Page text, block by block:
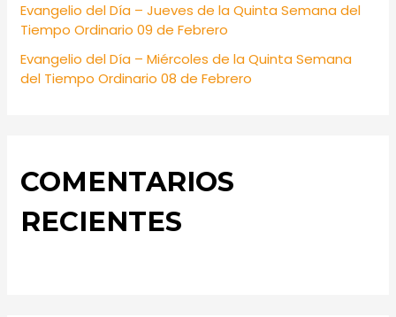
Evangelio del Día – Jueves de la Quinta Semana del
Tiempo Ordinario 09 de Febrero
Evangelio del Día – Miércoles de la Quinta Semana
del Tiempo Ordinario 08 de Febrero
COMENTARIOS
RECIENTES